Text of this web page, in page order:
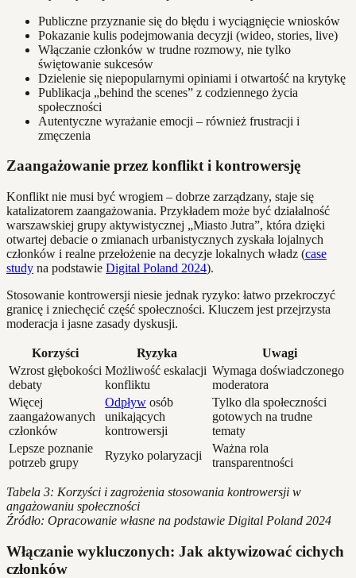
Publiczne przyznanie się do błędu i wyciągnięcie wniosków
Pokazanie kulis podejmowania decyzji (wideo, stories, live)
Włączanie członków w trudne rozmowy, nie tylko
świętowanie sukcesów
Dzielenie się niepopularnymi opiniami i otwartość na krytykę
Publikacja „behind the scenes” z codziennego życia
społeczności
Autentyczne wyrażanie emocji – również frustracji i
zmęczenia
Zaangażowanie przez konflikt i kontrowersję
Konflikt nie musi być wrogiem – dobrze zarządzany, staje się
katalizatorem zaangażowania. Przykładem może być działalność
warszawskiej grupy aktywistycznej „Miasto Jutra”, która dzięki
otwartej debacie o zmianach urbanistycznych zyskała lojalnych
członków i realne przełożenie na decyzje lokalnych władz (case
study na podstawie Digital Poland 2024).
Stosowanie kontrowersji niesie jednak ryzyko: łatwo przekroczyć
granicę i zniechęcić część społeczności. Kluczem jest przejrzysta
moderacja i jasne zasady dyskusji.
Korzyści Ryzyka
Uwagi
Wzrost głębokości
debaty
Możliwość eskalacji
konfliktu
Wymaga doświadczonego
moderatora
Więcej
zaangażowanych
członków
Odpływ osób
unikających
kontrowersji
Tylko dla społeczności
gotowych na trudne
tematy
Lepsze poznanie
potrzeb grupy
Ryzyko polaryzacji
Ważna rola
transparentności
Tabela 3: Korzyści i zagrożenia stosowania kontrowersji w
angażowaniu społeczności
Źródło: Opracowanie własne na podstawie Digital Poland 2024
Włączanie wykluczonych: Jak aktywizować cichych
członków